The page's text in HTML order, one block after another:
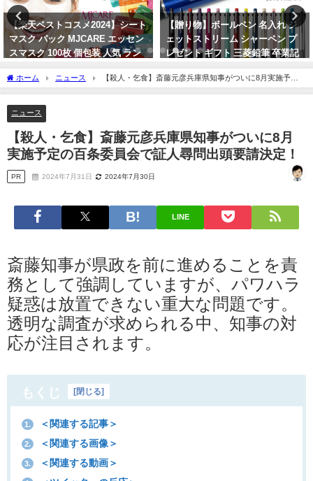
【贈り物】ボールペン 名入れ ジ
ェットストリーム シャーペン プ
レゼント ギフト 三菱鉛筆 卒業記
念品
母の日にぴったり！早割中の花ギ
フトを紹介！
2024年3月31日
ホーム ニュース
【殺人・乞食】斎藤元彦兵庫県知事がついに8月実施予定
の百条委員会で証人尋問出頭要請決定！
ニュース
【殺人・乞食】斎藤元彦兵庫県知事がついに8月
実施予定の百条委員会で証人尋問出頭要請決定！
PR 2024年7月31日 2024年7月30日
LINE
斎藤知事が県政を前に進めることを責
務として強調していますが、パワハラ
疑惑は放置できない重大な問題です。
透明な調査が求められる中、知事の対
応が注目されます。
もくじ [閉じる]
1. ＜関連する記事＞
2. ＜関連する画像＞
3. ＜関連する動画＞